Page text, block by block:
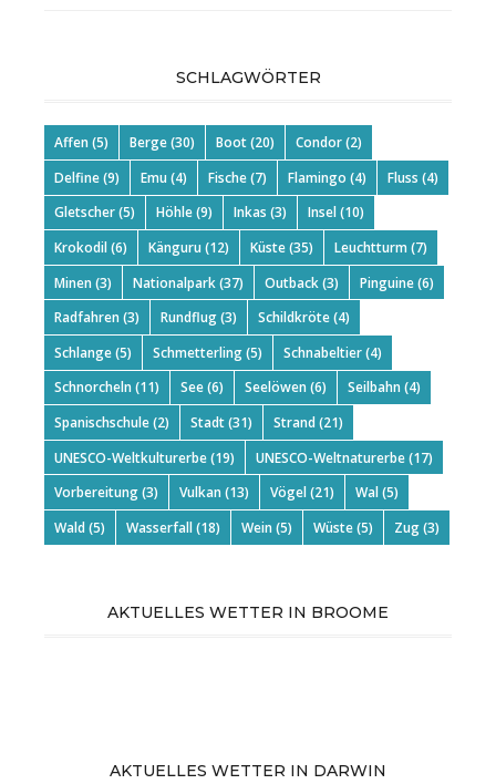
SCHLAGWÖRTER
Affen (5) Berge(30) Boot(20) Condor(2)
Delfine(9) Emu (4) Fische(7) Flamingo (4) Fluss (4)
Gletscher(5) Höhle(9) Inkas (3) Insel(10)
Krokodil(6) Känguru (12) Küste(35) Leuchtturm (7)
Minen (3) Nationalpark(37) Outback(3) Pinguine(6)
Radfahren (3) Rundflug(3) Schildkröte(4)
Schlange(5) Schmetterling(5) Schnabeltier(4)
Schnorcheln (11) See(6) Seelöwen (6) Seilbahn (4)
Spanischschule(2) Stadt(31) Strand (21)
UNESCO-Weltkulturerbe(19) UNESCO-Weltnaturerbe(17)
Vorbereitung(3) Vulkan (13) Vögel(21) Wal(5)
Wald (5) Wasserfall(18) Wein (5) Wüste(5) Zug(3)
AKTUELLES WETTER IN BROOME
AKTUELLES WETTER IN DARWIN